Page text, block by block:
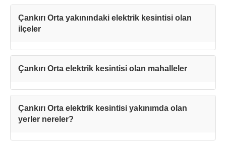
Çankırı Orta yakınındaki elektrik kesintisi olan
ilçeler
Çankırı Orta elektrik kesintisi olan mahalleler
Çankırı Orta elektrik kesintisi yakınımda olan
yerler nereler?